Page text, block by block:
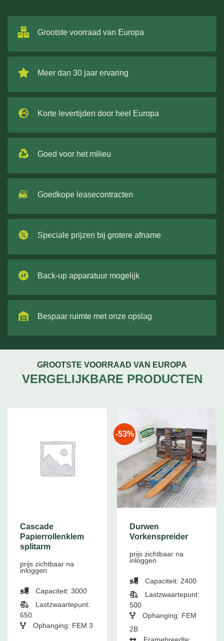
Grootste voorraad van Europa
Meer dan 30 jaar ervaring
Korte levertijden door heel Europa
Goed voor het milieu
Goedkope leasecontracten
Speciale prijzen bij grotere afname
Back-up apparatuur mogelijk
Bespaar ruimte met onze opslag
GROOTSTE VOORRAAD VAN EUROPA
VERGELIJKBARE PRODUCTEN
Cascade
Papierrollenklem
splitarm
prijs zichtbaar na
inloggen
Capaciteit: 3000
Lastzwaartepunt:
650
Ophanging: FEM 3
-53%
Durwen
Vorkenspreider
prijs zichtbaar na
inloggen
Capaciteit: 2400
Lastzwaartepunt:
500
Ophanging: FEM
2B